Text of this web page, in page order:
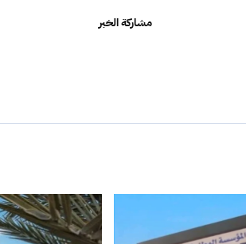
مشاركة الخبر